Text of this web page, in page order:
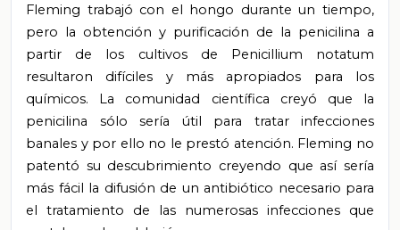
Fleming trabajó con el hongo durante un tiempo,
pero la obtención y purificación de la penicilina a
partir de los cultivos de Penicillium notatum
resultaron difíciles y más apropiados para los
químicos. La comunidad científica creyó que la
penicilina sólo sería útil para tratar infecciones
banales y por ello no le prestó atención. Fleming no
patentó su descubrimiento creyendo que así sería
más fácil la difusión de un antibiótico necesario para
el tratamiento de las numerosas infecciones que